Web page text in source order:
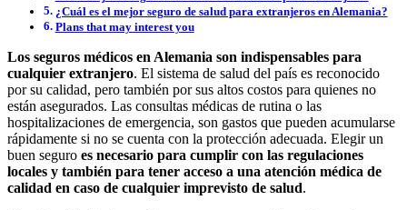
¿Cuál es el mejor seguro de salud para extranjeros en Alemania?
Plans that may interest you
Los seguros médicos en Alemania son indispensables para
cualquier extranjero. El sistema de salud del país es reconocido
por su calidad, pero también por sus altos costos para quienes no
están asegurados. Las consultas médicas de rutina o las
hospitalizaciones de emergencia, son gastos que pueden acumularse
rápidamente si no se cuenta con la protección adecuada. Elegir un
buen seguro es necesario para cumplir con las regulaciones
locales y también para tener acceso a una atención médica de
calidad en caso de cualquier imprevisto de salud.